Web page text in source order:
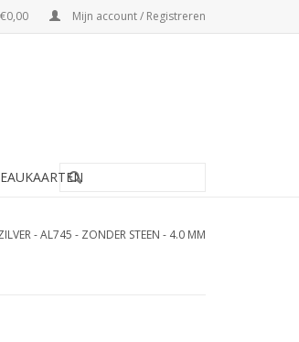
Mijn account / Registreren
- AL745 - ZONDER STEEN - 4.0 MM